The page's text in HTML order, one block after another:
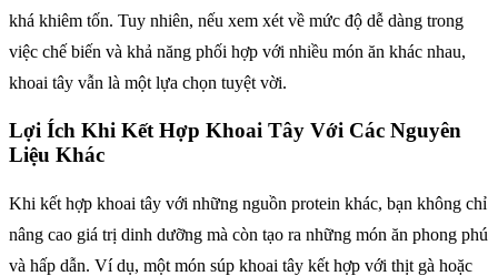
khá khiêm tốn. Tuy nhiên, nếu xem xét về mức độ dễ dàng trong
việc chế biến và khả năng phối hợp với nhiều món ăn khác nhau,
khoai tây vẫn là một lựa chọn tuyệt vời.
Lợi Ích Khi Kết Hợp Khoai Tây Với Các Nguyên
Liệu Khác
Khi kết hợp khoai tây với những nguồn protein khác, bạn không chỉ
nâng cao giá trị dinh dưỡng mà còn tạo ra những món ăn phong phú
và hấp dẫn. Ví dụ, một món súp khoai tây kết hợp với thịt gà hoặc